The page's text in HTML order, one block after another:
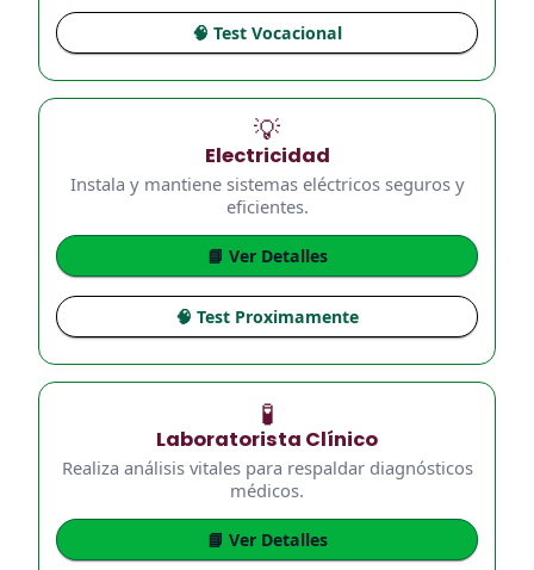
🧠 Test Vocacional
💡
Electricidad
Instala y mantiene sistemas eléctricos seguros y
eficientes.
📘 Ver Detalles
🧠 Test Proximamente
🧪
Laboratorista Clínico
Realiza análisis vitales para respaldar diagnósticos
médicos.
📘 Ver Detalles